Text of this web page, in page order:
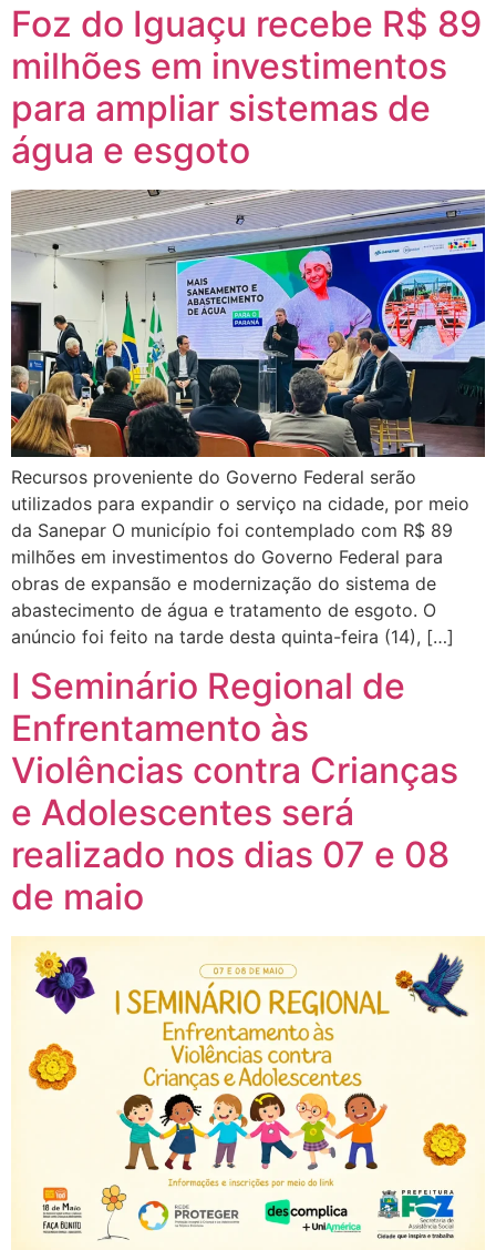
Foz do Iguaçu recebe R$ 89
milhões em investimentos
para ampliar sistemas de
água e esgoto
Recursos proveniente do Governo Federal serão
utilizados para expandir o serviço na cidade, por meio
da Sanepar O município foi contemplado com R$ 89
milhões em investimentos do Governo Federal para
obras de expansão e modernização do sistema de
abastecimento de água e tratamento de esgoto. O
anúncio foi feito na tarde desta quinta-feira (14), […]
I Seminário Regional de
Enfrentamento às
Violências contra Crianças
e Adolescentes será
realizado nos dias 07 e 08
de maio